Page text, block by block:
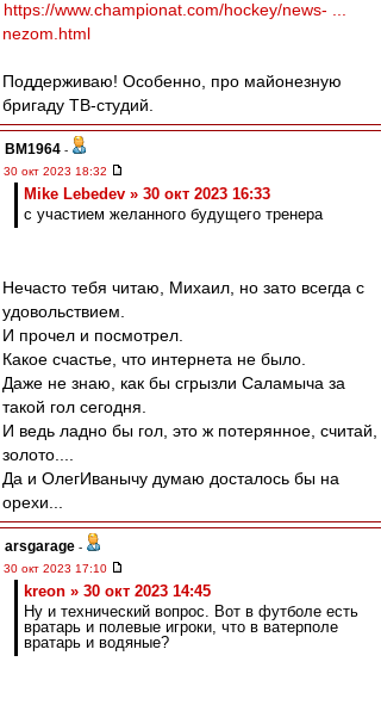
https://www.championat.com/hockey/news- ...
nezom.html
Поддерживаю! Особенно, про майонезную
бригаду ТВ-студий.
BM1964 -
30 окт 2023 18:32
Mike Lebedev » 30 окт 2023 16:33
с участием желанного будущего тренера
Нечасто тебя читаю, Михаил, но зато всегда с
удовольствием.
И прочел и посмотрел.
Какое счастье, что интернета не было.
Даже не знаю, как бы сгрызли Саламыча за
такой гол сегодня.
И ведь ладно бы гол, это ж потерянное, считай,
золото....
Да и ОлегИванычу думаю досталось бы на
орехи...
arsgarage -
30 окт 2023 17:10
kreon » 30 окт 2023 14:45
Ну и технический вопрос. Вот в футболе есть
вратарь и полевые игроки, что в ватерполе
вратарь и водяные?